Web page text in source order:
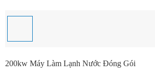
200kw Máy Làm Lạnh Nước Đóng Gói